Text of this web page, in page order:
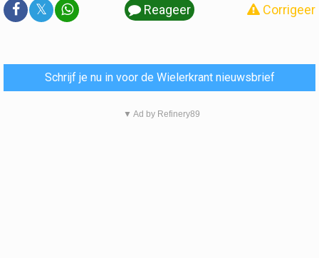
𝕏 Reageer Corrigeer
Schrijf je nu in voor de Wielerkrant nieuwsbrief
▼ Ad by Refinery89